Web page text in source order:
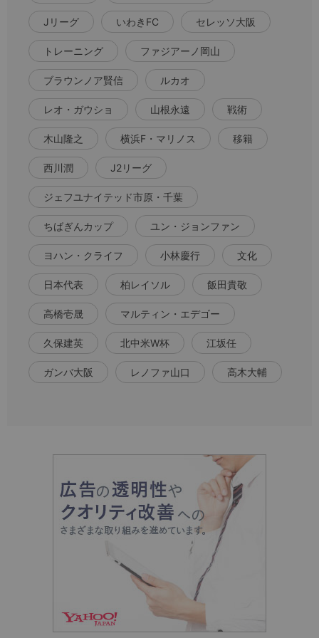
Jリーグ いわきFC セレッソ大阪
トレーニング ファジアーノ岡山
ブラウンノア賢信 ルカオ
レオ・ガウショ 山根永遠 戦術
木山隆之 横浜F・マリノス 移籍
西川潤 J2リーグ
ジェフユナイテッド市原・千葉
ちばぎんカップ ユン・ジョンファン
ヨハン・クライフ 小林慶行 文化
日本代表 柏レイソル 飯田貴敬
高橋壱晟 マルティン・エデゴー
久保建英 北中米W杯 江坂任
ガンバ大阪 レノファ山口 高木大輔